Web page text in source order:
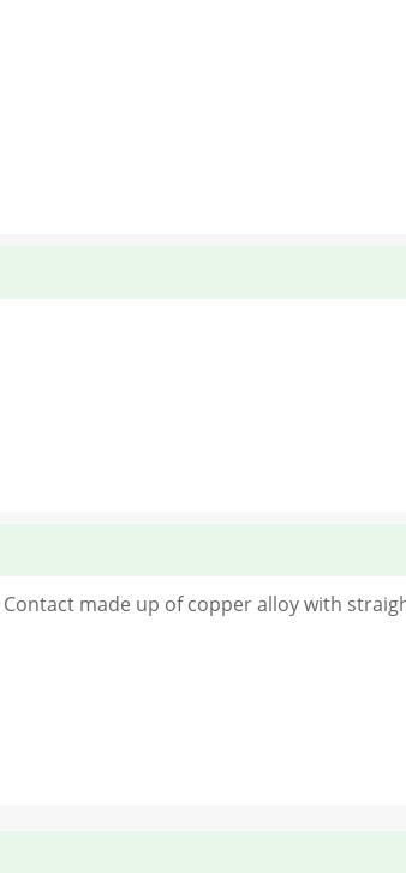
made up of copper alloy with